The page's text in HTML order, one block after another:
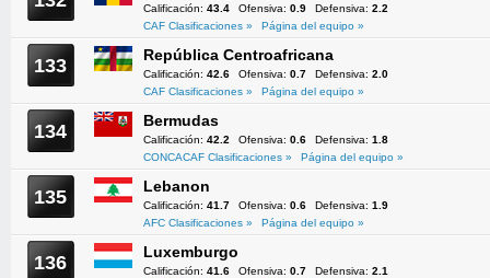
Calificación: 43.4 Ofensiva: 0.9 Defensiva: 2.2
CAF Clasificaciones »
Página del equipo »
133 República Centroafricana
Calificación: 42.6 Ofensiva: 0.7 Defensiva: 2.0
CAF Clasificaciones »
Página del equipo »
134 Bermudas
Calificación: 42.2 Ofensiva: 0.6 Defensiva: 1.8
CONCACAF Clasificaciones »
Página del equipo »
135 Lebanon
Calificación: 41.7 Ofensiva: 0.6 Defensiva: 1.9
AFC Clasificaciones »
Página del equipo »
136 Luxemburgo
Calificación: 41.6 Ofensiva: 0.7 Defensiva: 2.1